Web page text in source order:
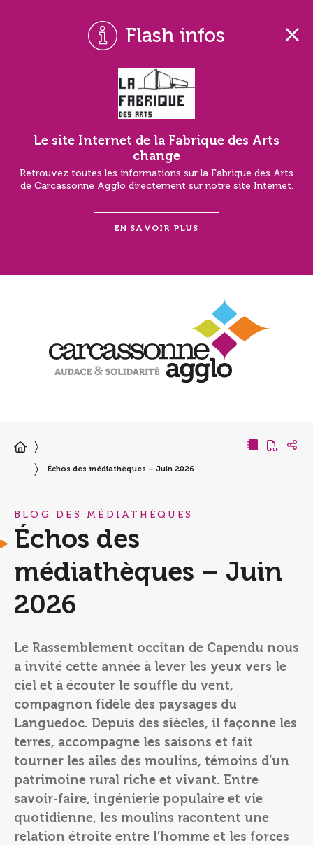
Flash infos
Le site Internet de la Fabrique des Arts
change
Retrouvez toutes les informations sur la Fabrique des Arts
de Carcassonne Agglo directement sur notre site Internet.
EN SAVOIR PLUS
…
Échos des médiathèques – Juin 2026
BLOG DES MÉDIATHÈQUES
Échos des
médiathèques – Juin
2026
Le Rassemblement occitan de Capendu nous
a invité cette année à lever les yeux vers le
ciel et à écouter le souffle du vent,
compagnon fidèle des paysages du
Languedoc. Depuis des siècles, il façonne les
terres, accompagne les saisons et fait
tourner les ailes des moulins, témoins d’un
patrimoine rural riche et vivant. Entre
savoir-faire, ingénierie populaire et vie
quotidienne, les moulins racontent une
relation étroite entre l’homme et les forces